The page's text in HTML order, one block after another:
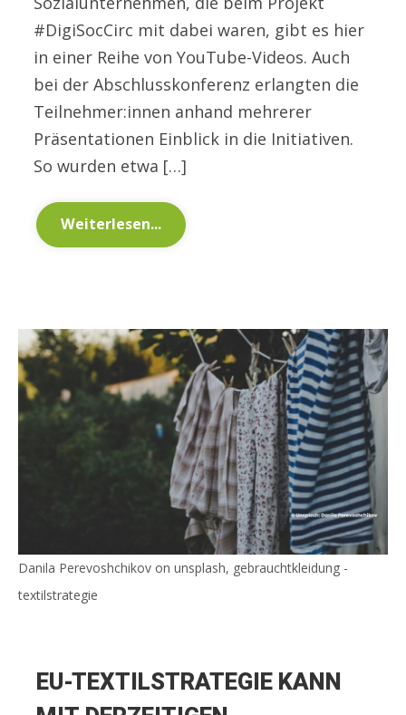
#DigiSocCirc mit dabei waren, gibt es hier
in einer Reihe von YouTube-Videos. Auch
bei der Abschlusskonferenz erlangten die
Teilnehmer:innen anhand mehrerer
Präsentationen Einblick in die Initiativen.
So wurden etwa […]
Weiterlesen...
Danila Perevoshchikov on unsplash, gebrauchtkleidung -
textilstrategie
EU-TEXTILSTRATEGIE KANN